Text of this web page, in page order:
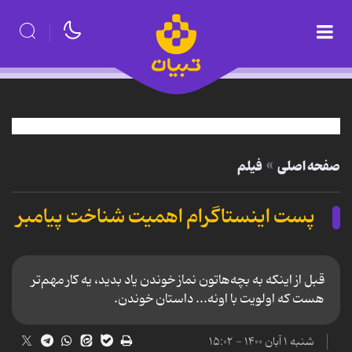
صفحه اصلی فیلم
پست اینستاگرام اهمیت شناخت پیامبر
قبل از اینکه به بچه‌هاتون نماز خوندن یاد بدید، یه کار مهم‌تر
هست که اولویت با اونه... داستان خوندن.
شنبه ۱ آبان ۱۴۰۰ - ۱۵:۰۲